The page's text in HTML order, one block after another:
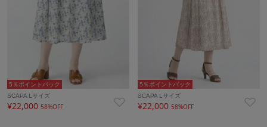
5％ポイントバック
SCAPA Lサイズ
¥22,000 58%OFF
5％ポイントバック
SCAPA Lサイズ
¥22,000 58%OFF